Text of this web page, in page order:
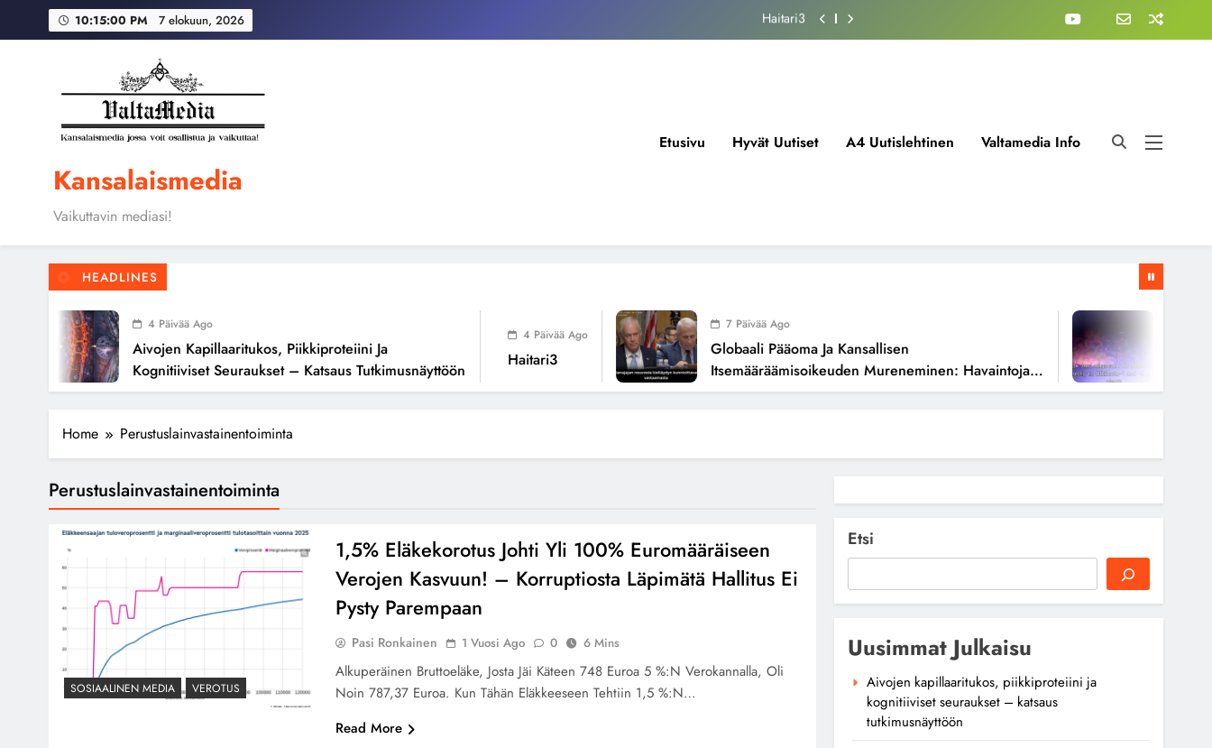
10:15:01 PM 7 elokuun, 2026 Globaali pääoma ja kansallisen itsemääräämisoikeuden mureneminen: Havaintoja järjestelmän
Haitari3
Kansalaismedia
Vaikuttavin mediasi!
Etusivu Hyvät Uutiset A4 Uutislehtinen Valtamedia Info
HEADLINES
4 Päivää Ago
Aivojen Kapillaaritukos, Piikkiproteiini Ja
Kognitiiviset Seuraukset – Katsaus Tutkimusnäyttöön
4 Päivää Ago
Haitari3
7 Päivää Ago
Globaali Pääoma Ja Kansallisen
Itsemääräämisoikeuden Mureneminen: Havaintoja
Järjestelmän Valuvioista
Home Perustuslainvastainentoiminta
Perustuslainvastainentoiminta
SOSIAALINEN MEDIA VEROTUS
1,5% Eläkekorotus Johti Yli 100% Euromääräiseen
Verojen Kasvuun! – Korruptiosta Läpimätä Hallitus Ei
Pysty Parempaan
Pasi Ronkainen 1 Vuosi Ago 0 6 Mins
Alkuperäinen Bruttoeläke, Josta Jäi Käteen 748 Euroa 5 %:n Verokannalla, Oli
Noin 787,37 Euroa. Kun Tähän Eläkkeeseen Tehtiin 1,5 %:n…
Read More
Etsi
Uusimmat Julkaisu
Aivojen kapillaaritukos, piikkiproteiini ja
kognitiiviset seuraukset – katsaus
tutkimusnäyttöön